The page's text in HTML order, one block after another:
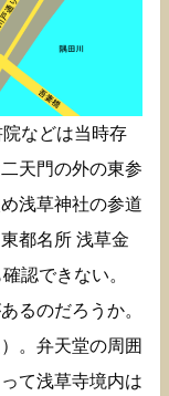
などは当時存
天門の外の東参
浅草神社の参道
都名所 浅草金
認できない。
るのだろうか。
。弁天堂の周囲
て浅草寺境内は